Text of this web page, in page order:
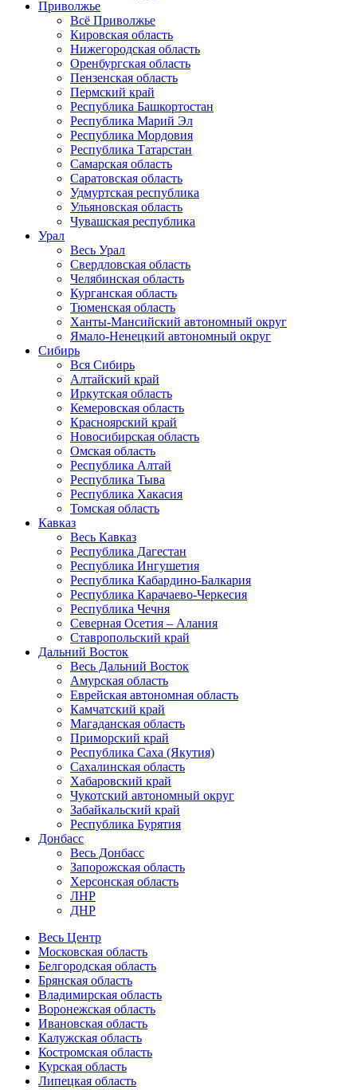
Приволжье
Всё Приволжье
Кировская область
Нижегородская область
Оренбургская область
Пензенская область
Пермский край
Республика Башкортостан
Республика Марий Эл
Республика Мордовия
Республика Татарстан
Самарская область
Саратовская область
Удмуртская республика
Ульяновская область
Чувашская республика
Урал
Весь Урал
Свердловская область
Челябинская область
Курганская область
Тюменская область
Ханты-Мансийский автономный округ
Ямало-Ненецкий автономный округ
Сибирь
Вся Сибирь
Алтайский край
Иркутская область
Кемеровская область
Красноярский край
Новосибирская область
Омская область
Республика Алтай
Республика Тыва
Республика Хакасия
Томская область
Кавказ
Весь Кавказ
Республика Дагестан
Республика Ингушетия
Республика Кабардино-Балкария
Республика Карачаево-Черкесия
Республика Чечня
Северная Осетия – Алания
Ставропольский край
Дальний Восток
Весь Дальний Восток
Амурская область
Еврейская автономная область
Камчатский край
Магаданская область
Приморский край
Республика Саха (Якутия)
Сахалинская область
Хабаровский край
Чукотский автономный округ
Забайкальский край
Республика Бурятия
Донбасс
Весь Донбасс
Запорожская область
Херсонская область
ЛНР
ДНР
Весь Центр
Московская область
Белгородская область
Брянская область
Владимирская область
Воронежская область
Ивановская область
Калужская область
Костромская область
Курская область
Липецкая область